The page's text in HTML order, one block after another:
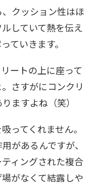
クッション性はほ
していて熱を伝え
ていきます。
ートの上に座って
さすがにコンクリ
ますよね（笑）
ってくれません。
があるんですが、
ィングされた複合
がなくて結露しや